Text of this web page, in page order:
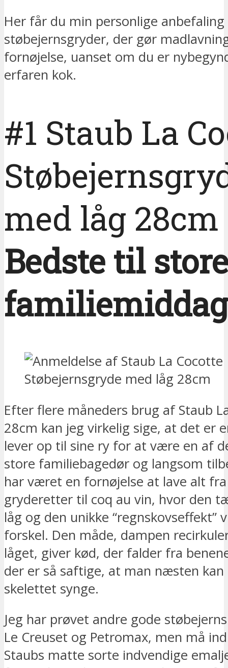
Her får du min personlige
støbejernsgryder, der gør
fornøjelse, uanset om du er
erfaren kok.
#1 Staub La
med låg
Bedste til store
Efter flere måneders brug af Staub
28cm kan jeg virkelig sige, at det er
lever op til sine ry for at være en af
store familiebagedør og langsom
har været en fornøjelse at lave alt
gryderetter til coq au vin, hvor den
låg og den unikke “regnskovseffekt”
forskel. Den måde, dampen
låget, giver kød, der falder fra
der er så saftige, at man næsten kan
skelettet synge.
Jeg har prøvet andre gode
Le Creuset og Petromax, men må
Staubs matte sorte indvendige